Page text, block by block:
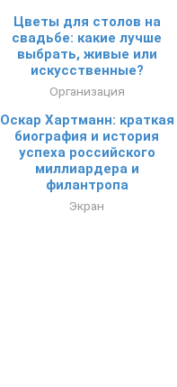
Цветы для столов на
свадьбе: какие лучше
выбрать, живые или
искусственные?
Организация
Оскар Хартманн: краткая
биография и история
успеха российского
миллиардера и
филантропа
Экран